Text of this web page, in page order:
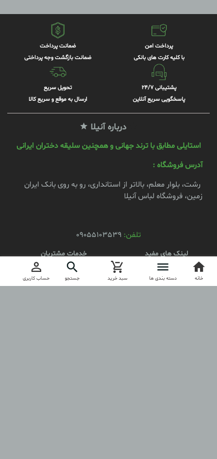
پرداخت امن
با کلیه کارت های بانکی
ضمانت پرداخت
ضمانت بازگشت وجه پرداختی
پشتیبانی 24/7
پاسخگویی سریع آنلاین
تحویل سریع
ارسال به موقع و سریع کالا
درباره آنیلا
استایلی مطابق با ترند جهانی و همچنین سلیقه دختران ایرانی
آدرس فروشگاه :
رشت، بلوار معلم، بالاتر از استانداری، رو به روی بانک ایران
زمین، فروشگاه لباس آنیلا
تلفن: 09055103539
لینک های مفید
محصولات
ثبت نام
خدمات مشتریان
کد مرسوله
خانه دسته بندی ها سبد خرید جستجو حساب کاربری